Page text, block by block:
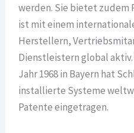
werden. Sie bietet zudem
ist mit einem
Herstellern,
Dienstleistern global
Jahr 1968 in Bayern hat
installierte Systeme
Patente eingetragen.